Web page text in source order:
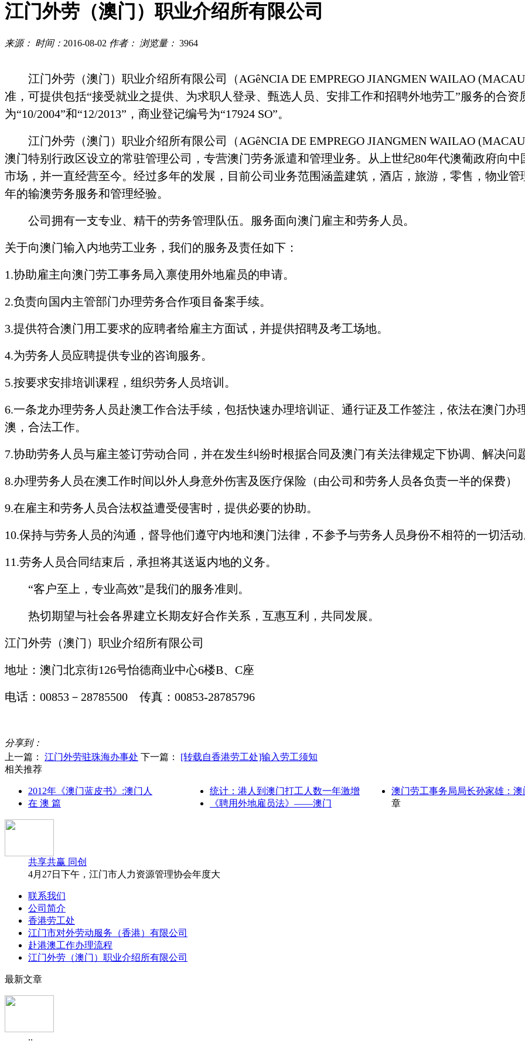
江门外劳（澳门）职业介绍所有限公司
来源： 时间： 2016-08-02 作者： 浏览量： 3964
江门外劳（澳门）职业介绍所有限公司（ AGêNCIA DE EMPREGO JIANGMEN WAILAO
准，可提供包括“接受就业之提供、为求职人登录、甄选人员、安排工作和招聘外地劳工”服务的合
为“10/2004”和“12/2013”，商业登记编号为“17924 SO”。
江门外劳（澳门）职业介绍所有限公司（ AGêNCIA DE EMPREGO JIANGMEN WAILAO
澳门特别行政区设立的常驻管理公司，专营澳门劳务派遣和管理业务。从上世纪80年代澳葡政府向中
市场，并一直经营至今。经过多年的发展，目前公司业务范围涵盖建筑，酒店，旅游，零售，物业
年的输澳劳务服务和管理经验。
公司拥有一支专业、精干的劳务管理队伍。服务面向澳门雇主和劳务人员。
关于向澳门输入内地劳工业务，我们的服务及责任如下：
1.协助雇主向澳门劳工事务局入禀使用外地雇员的申请。
2.负责向国内主管部门办理劳务合作项目备案手续。
3.提供符合澳门用工要求的应聘者给雇主方面试，并提供招聘及考工场地。
4.为劳务人员应聘提供专业的咨询服务。
5.按要求安排培训课程，组织劳务人员培训。
6.一条龙办理劳务人员赴澳工作合法手续，包括快速办理培训证、通行证及工作签注，依法在澳门办
澳，合法工作。
7.协助劳务人员与雇主签订劳动合同，并在发生纠纷时根据合同及澳门有关法律规定下协调、解决问
8.办理劳务人员在澳工作时间以外人身意外伤害及医疗保险（由公司和劳务人员各负责一半的保费）
9.在雇主和劳务人员合法权益遭受侵害时，提供必要的协助。
10.保持与劳务人员的沟通，督导他们遵守内地和澳门法律，不参予与劳务人员身份不相符的一切活
11.劳务人员合同结束后，承担将其送返内地的义务。
“客户至上，专业高效”是我们的服务准则。
热切期望与社会各界建立长期友好合作关系，互惠互利，共同发展。
江门外劳（澳门）职业介绍所有限公司
地址：澳门北京街126号怡德商业中心6楼B、 C座
电话： 00853 － 28785500 传真： 00853-28785796
分享到：
上一篇： 江门外劳驻珠海办事处 下一篇： [转载自香港劳工处]输入劳工须知
相关推荐
2012年《澳门蓝皮书》:澳门人 统计：港人到澳门打工人数一年激增
澳门劳工事务局局长孙家雄：澳
在 澳 篇
《聘用外地雇员法》——澳门 章
共享共赢 同创
4月27日下午，江门市人力资源管理协会年度大
联系我们
公司简介
香港劳工处
江门市对外劳动服务（香港）有限公司
赴港澳工作办理流程
江门外劳（澳门）职业介绍所有限公司
最新文章
..